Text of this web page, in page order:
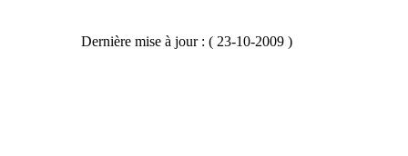
Dernière mise à jour : ( 23-10-2009 )